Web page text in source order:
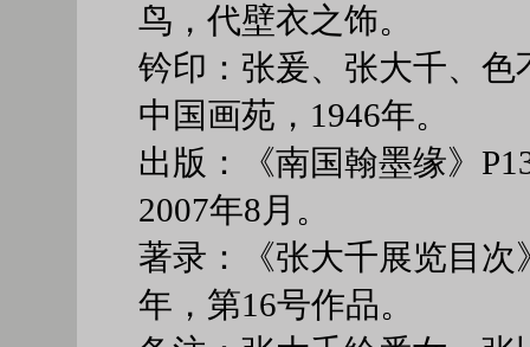
鸟，代壁衣之饰。
钤印：张爰、张大千、色
中国画苑，1946年。
出版：《南国翰墨缘》
2007年8月。
著录：《张大千展览目次
年，第16号作品。